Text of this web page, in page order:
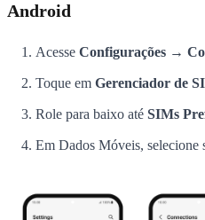
Android
Acesse Configurações →
Toque em Gerenciador de
Role para baixo até SIMs
Em Dados Móveis, selecione